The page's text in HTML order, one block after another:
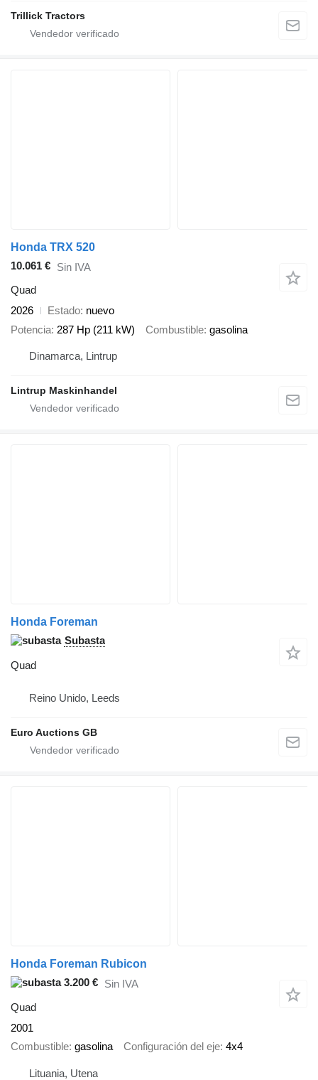
Trillick Tractors
Honda TRX 520
10.061 € Sin IVA
Quad
2026
Estado nuevo
Potencia 287 Hp (211 kW) Combustible gasolina
Dinamarca, Lintrup
Lintrup Maskinhandel
Honda Foreman
Subasta
Quad
Reino Unido, Leeds
Euro Auctions GB
Honda Foreman Rubicon
3.200 € Sin IVA
Quad
2001
Combustible gasolina Configuración del eje 4x4
Lituania, Utena